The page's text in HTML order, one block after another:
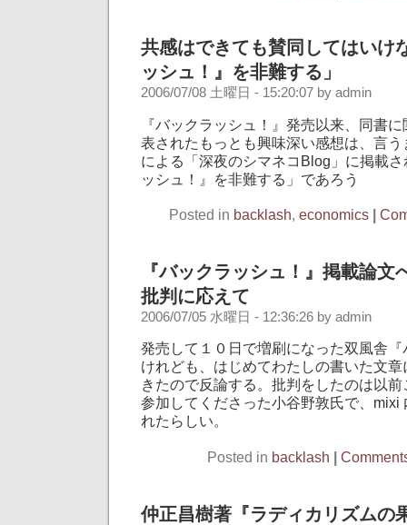
共感はできても賛同してはいけ
ッシュ！』を非難する」
2006/07/08 土曜日 - 15:20:07 by admin
『バックラッシュ！』発売以来、同書
表されたもっとも興味深い感想は、言
による「深夜のシマネコBlog」に掲載
ッシュ！』を非難する」であろう
Posted in backlash, economics |
『バックラッシュ！』掲載論文
批判に応えて
2006/07/05 水曜日 - 12:36:26 by admin
発売して１０日で増刷になった双風舎
けれども、はじめてわたしの書いた文
きたので反論する。批判をしたのは以
参加してくださった小谷野敦氏で、mixi
れたらしい。
Posted in backlash |
仲正昌樹著『ラディカリズムの